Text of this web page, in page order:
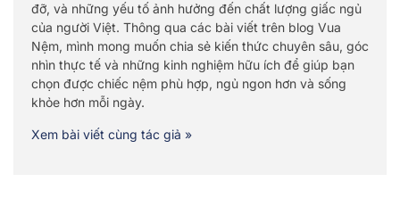
đỡ, và những yếu tố ảnh hưởng đến chất lượng giấc ngủ
của người Việt. Thông qua các bài viết trên blog Vua
Nệm, mình mong muốn chia sẻ kiến thức chuyên sâu, góc
nhìn thực tế và những kinh nghiệm hữu ích để giúp bạn
chọn được chiếc nệm phù hợp, ngủ ngon hơn và sống
khỏe hơn mỗi ngày.
Xem bài viết cùng tác giả »